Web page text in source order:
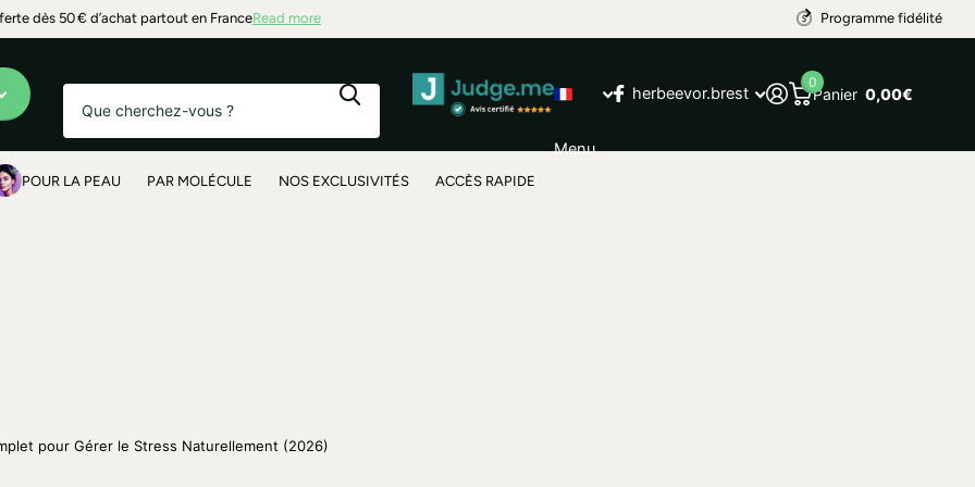
alentours
dès 50 € d’achat partout en FranceRead more Programme fidélité
Menu
herbeevor.brest Panier
0
0,00€
POUR LA PEAU PAR MOLÉCULE NOS EXCLUSIVITÉS ACCÈS RAPIDE
pour Gérer le Stress Naturellement (2026)